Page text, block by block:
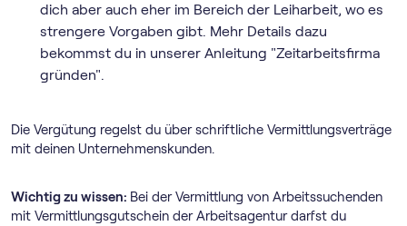
dich aber auch eher im Bereich der Leiharbeit, wo es
strengere Vorgaben gibt. Mehr Details dazu
bekommst du in unserer Anleitung "Zeitarbeitsfirma
gründen".
Die Vergütung regelst du über schriftliche Vermittlungsverträge
mit deinen Unternehmenskunden.
Wichtig zu wissen: Bei der Vermittlung von Arbeitssuchenden
mit Vermittlungsgutschein der Arbeitsagentur darfst du